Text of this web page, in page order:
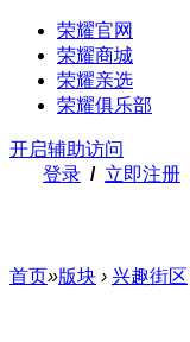
荣耀官网
荣耀商城
荣耀亲选
荣耀俱乐部
开启辅助访问
登录 / 立即注册
首页»版块 › 兴趣街区